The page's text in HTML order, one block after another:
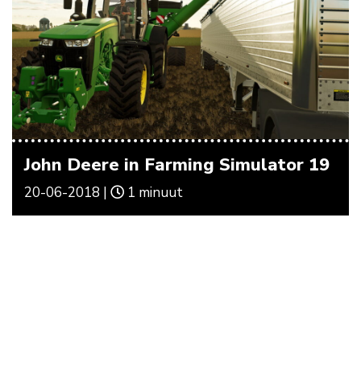
John Deere in Farming Simulator 19
20-06-2018 | 1 minuut